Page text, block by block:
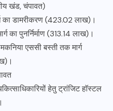
खंड, चंपावत)
का डामरीकरण (423.02 लाख)।
का पुनर्निर्माण (313.14 लाख)।
एससी बस्ती तक मार्ग
हेतु ट्रांजिट हॉस्टल